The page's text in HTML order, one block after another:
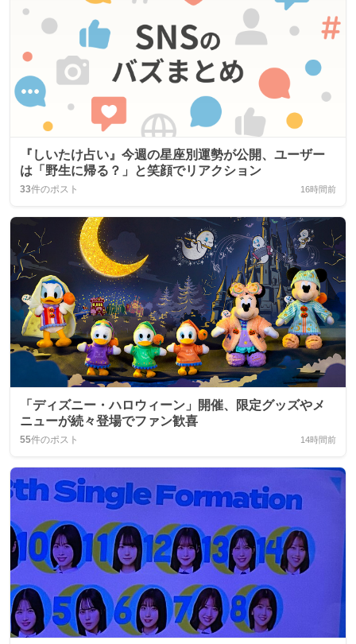
『しいたけ占い』今週の星座別運勢が公開、ユーザー
は「野生に帰る？」と笑顔でリアクション
33件のポスト 16時間前
「ディズニー・ハロウィーン」開催、限定グッズやメ
ニューが続々登場でファン歓喜
55件のポスト 14時間前